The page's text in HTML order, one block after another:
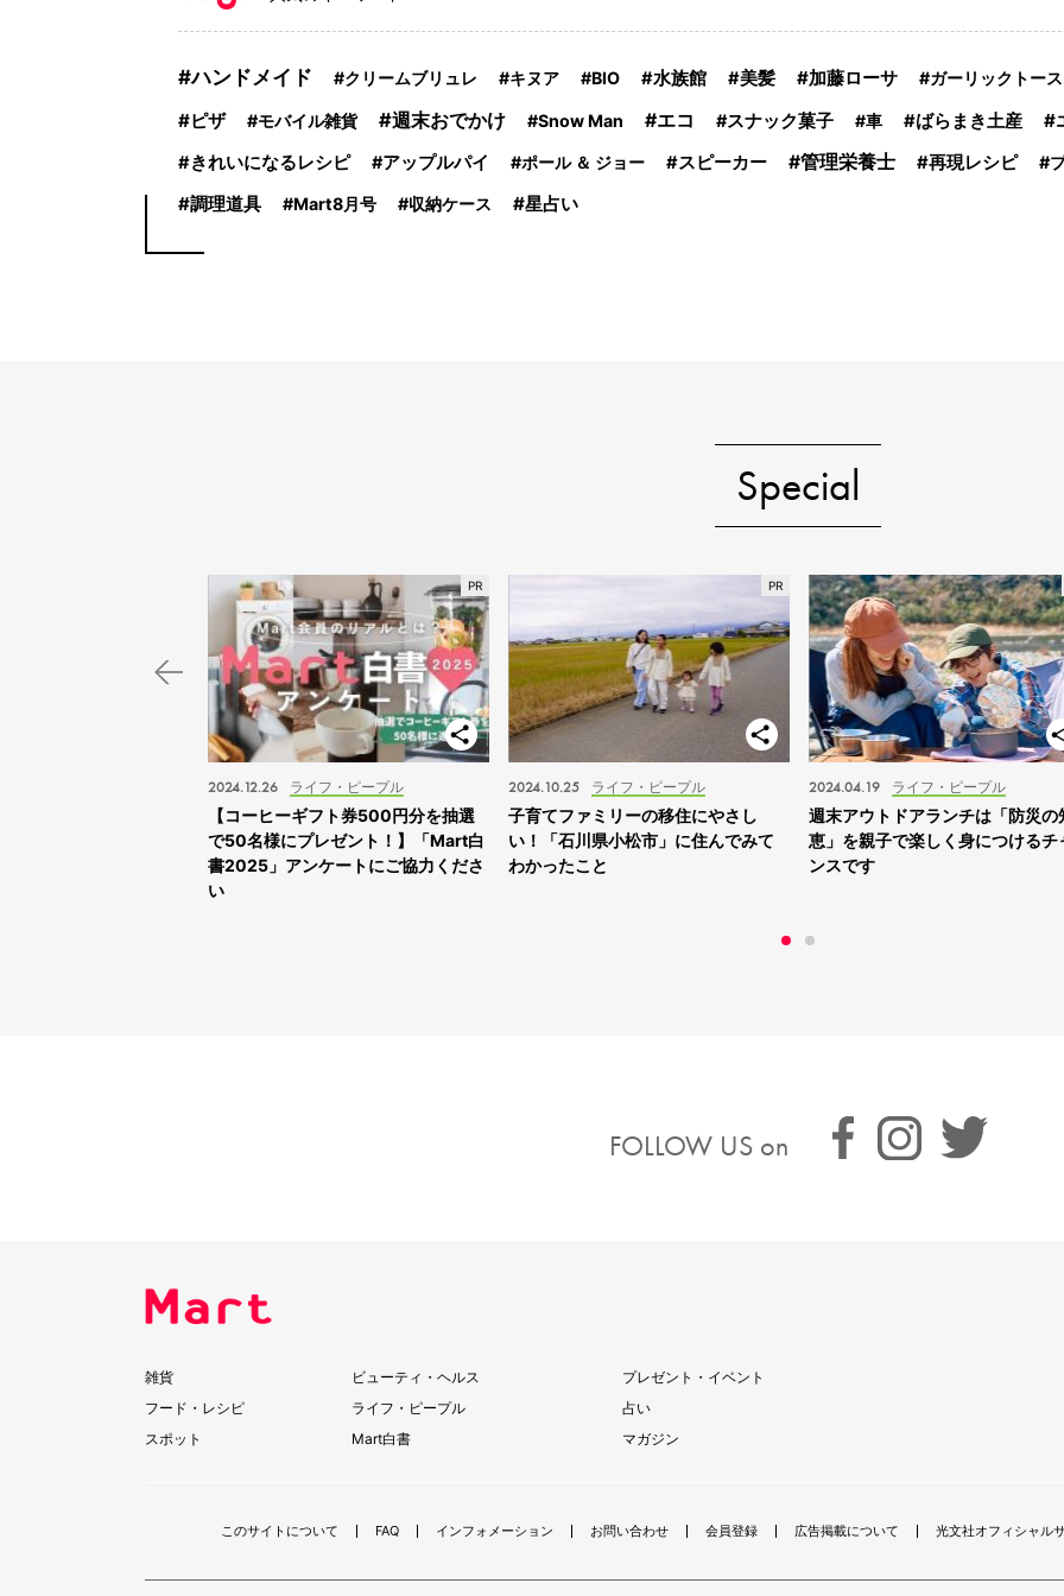
ハンドメイド クリームブリュレ キヌア BIO 水族館 美髪 加藤ローサ ガーリックトー
ピザ モバイル雑貨 週末おでかけ Snow Man エコ スナック菓子 車 ばらまき土産
きれいになるレシピ アップルパイ ポール ＆ ジョー スピーカー 管理栄養士 再現レシピ
調理道具 Mart8月号 収納ケース 星占い
Special
ライフ・ピープル
2024.12.26
【コーヒーギフト券500円分を抽選
で50名様にプレゼント！】「Mart白
書2025」アンケートにご協力くださ
い
ライフ・ピープル
2024.10.25
子育てファミリーの移住にやさし
い！「石川県小松市」に住んでみて
わかったこと
ライフ・ピープル
2024.04.19
週末アウトドアランチは「防災の
恵」を親子で楽しく身につけるチ
ンスです
FOLLOW US on
雑貨
フード・レシピ
スポット
ビューティ・ヘルス
ライフ・ピープル
Mart白書
プレゼント・イベント
占い
マガジン
このサイトについて FAQ インフォメーション お問い合わせ 会員登録 広告掲載について 光文社オフィシャル